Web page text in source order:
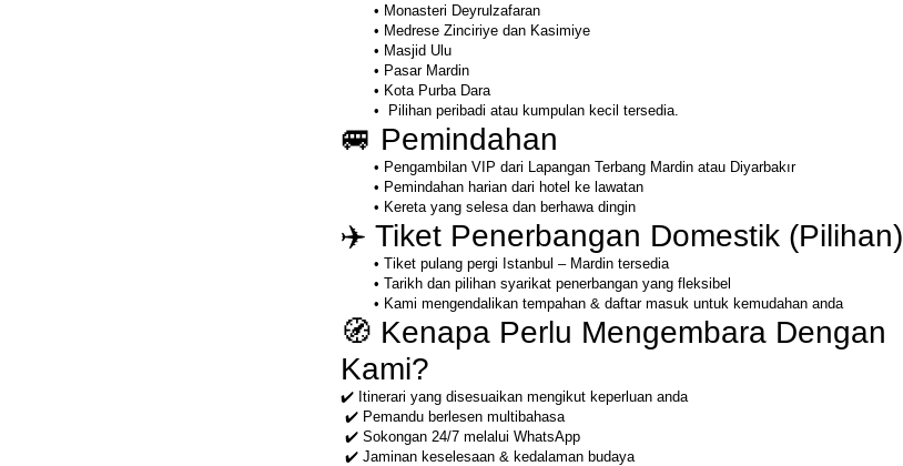
Monasteri Deyrulzafaran
Medrese Zinciriye dan Kasimiye
Masjid Ulu
Pasar Mardin
Kota Purba Dara
Pilihan peribadi atau kumpulan kecil tersedia.
🚐 Pemindahan
Pengambilan VIP dari Lapangan Terbang Mardin atau Diyarbakır
Pemindahan harian dari hotel ke lawatan
Kereta yang selesa dan berhawa dingin
✈️ Tiket Penerbangan Domestik (Pilihan)
Tiket pulang pergi Istanbul – Mardin tersedia
Tarikh dan pilihan syarikat penerbangan yang fleksibel
Kami mengendalikan tempahan & daftar masuk untuk kemudahan anda
🧭 Kenapa Perlu Mengembara Dengan
Kami?
✔️ Itinerari yang disesuaikan mengikut keperluan anda
✔️ Pemandu berlesen multibahasa
✔️ Sokongan 24/7 melalui WhatsApp
✔️ Jaminan keselesaan & kedalaman budaya